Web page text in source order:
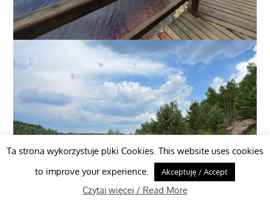
Ta strona wykorzystuje pliki Cookies. This website uses cookies
to improve your experience.
Akceptuję / Accept
Czytaj więcej / Read More